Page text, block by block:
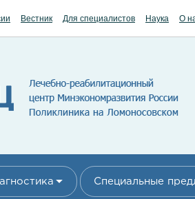
Вестник Для специалистов Наука О
Специальные